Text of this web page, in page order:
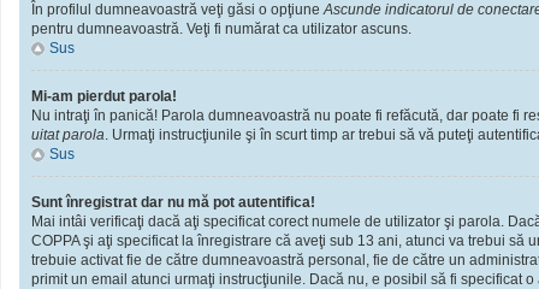
În profilul dumneavoastră veţi găsi o opţiuneAscunde indicatorul de
pentru dumneavoastră. Veţi fi numărat ca utilizator ascuns.
Sus
Mi-am pierdut parola!
Nu intraţi în panică! Parola dumneavoastră nu poate fi refăcută, dar poate fi
uitat parola. Urmaţi instrucţiunile şi în scurt timp ar trebui să vă puteţi
Sus
Sunt înregistrat dar nu mă pot autentifica!
Mai intâi verificaţi dacă aţi specificat corect numele de utilizator şi parola.
COPPA şi aţi specificat la înregistrare că aveţi sub 13 ani, atunci va trebui
trebuie activat fie de către dumneavoastră personal, fie de către un
primit un email atunci urmaţi instrucţiunile. Dacă nu, e posibil să fi specificat